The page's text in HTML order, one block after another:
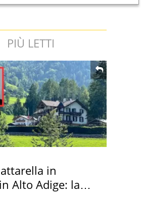
PIÙ LETTI
in
Alto Adige: la